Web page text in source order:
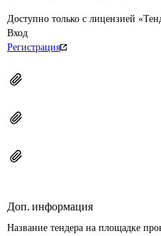
Доступно только с лицензией
Вход
Регистрация
Доп. информация
Название тендера на площадке